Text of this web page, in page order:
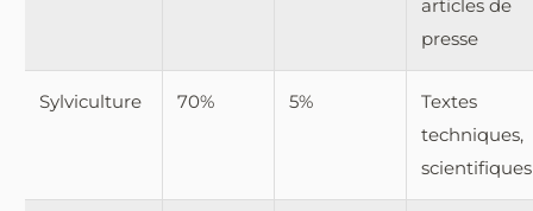
articles de
presse
Sylviculture 70% 5%
Textes
techniques,
scientifiques